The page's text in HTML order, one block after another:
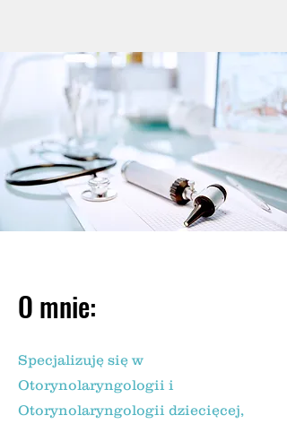
O mnie:
Specjalizuję się w
Otorynolaryngologii i
Otorynolaryngologii dziecięcej,